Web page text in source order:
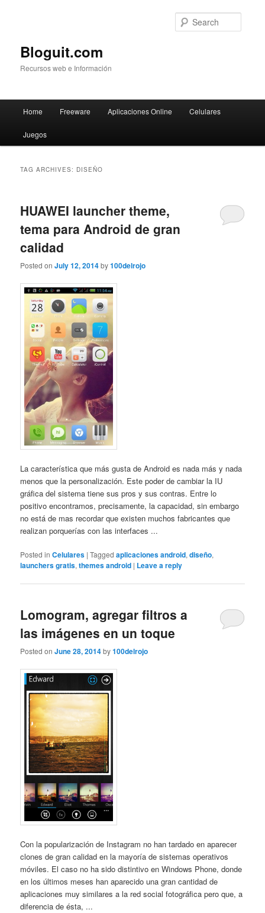
Bloguit.com
Recursos web e Información
Skip
to
Skip
to
Home Freeware Aplicaciones Online Celulares
Juegos
TAG ARCHIVES: DISEÑO
HUAWEI launcher theme,
tema para Android de gran
calidad
Posted onJuly 12, 2014by100delrojo
La característica que más gusta de Android es nada más y nada
menos que la personalización. Este poder de cambiar la IU
gráfica del sistema tiene sus pros y sus contras. Entre lo
positivo encontramos, precisamente, la capacidad, sin embargo
no está de mas recordar que existen muchos fabricantes que
realizan porquerías con las interfaces ...
Posted in Celulares |Tagged aplicaciones android,diseño,
launchers gratis,themes android | Leave a reply
Lomogram, agregar filtros a
las imágenes en un toque
Posted onJune 28, 2014by100delrojo
Con la popularización de Instagram no han tardado en aparecer
clones de gran calidad en la mayoría de sistemas operativos
móviles. El caso no ha sido distintivo en Windows Phone, donde
en los últimos meses han aparecido una gran cantidad de
aplicaciones muy similares a la red social fotográfica pero que, a
diferencia de ésta, ...